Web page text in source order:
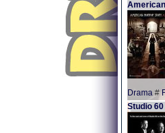
Drama #
Studio